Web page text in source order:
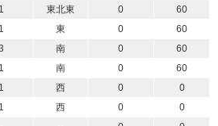
1 東北東 0
60
1 東 0
60
南 0
60
1 南 0
60
1 西 0
0
1 西 0
0